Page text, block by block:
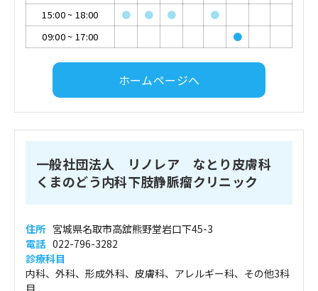
15:00~ 18:00 ● ● ●
●
09:00~ 17:00 ●
ホームページへ
一般社団法人 リノレア なとり皮膚科
くまのどう内科下肢静脈瘤クリニック
住所 宮城県名取市高舘熊野堂岩口下45-3
電話 022-796-3282
診療科目
内科、外科、形成外科、皮膚科、アレルギー科、その他3科
目